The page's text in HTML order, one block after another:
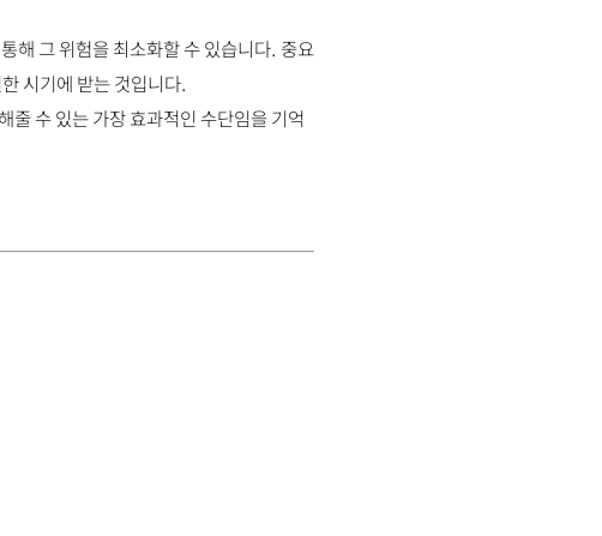
해 그 위험을 최소화할 수 있습니다. 중요
시기에 받는 것입니다.
수 있는 가장 효과적인 수단임을 기억